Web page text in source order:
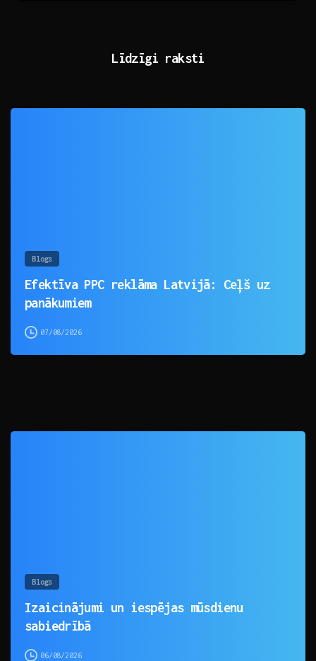
Līdzīgi raksti
Blogs
Efektīva PPC reklāma Latvijā: Ceļš uz
panākumiem
07/08/2026
Blogs
Izaicinājumi un iespējas mūsdienu
sabiedrībā
06/08/2026